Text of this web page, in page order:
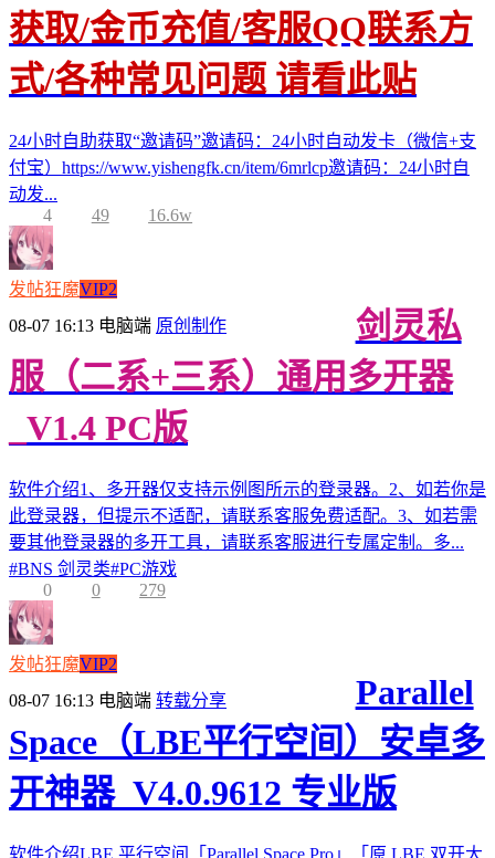
获取/金币充值/客服QQ联系方
式/各种常见问题 请看此贴
24小时自助获取“邀请码”邀请码：24小时自动发卡（微信+支
付宝）https://www.yishengfk.cn/item/6mrlcp邀请码：24小时自
动发...
4
49 16.6w
发帖狂魔VIP2
08-07 16:13 电脑端 原创制作
剑灵私
服（二系+三系）通用多开器
_V1.4 PC版
软件介绍1、多开器仅支持示例图所示的登录器。2、如若你是
此登录器，但提示不适配，请联系客服免费适配。3、如若需
要其他登录器的多开工具，请联系客服进行专属定制。多...
#BNS 剑灵类#PC游戏
0
0 279
发帖狂魔VIP2
08-07 16:13 电脑端 转载分享
Parallel
Space（LBE平行空间）安卓多
开神器_V4.0.9612 专业版
软件介绍LBE 平行空间「Parallel Space Pro」「原 LBE 双开大